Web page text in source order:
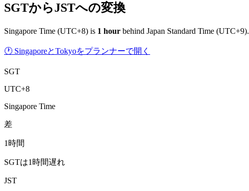
SGTからJSTへの変換
Singapore Time (UTC+8) is 1 hour behind Japan Standard Time (UTC+9).
🕐 SingaporeとTokyoをプランナーで開く
SGT
UTC+8
Singapore Time
差
1時間
SGTは1時間遅れ
JST